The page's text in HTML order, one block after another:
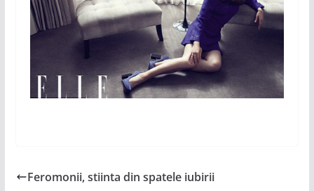
Feromonii, stiinta din spatele iubirii